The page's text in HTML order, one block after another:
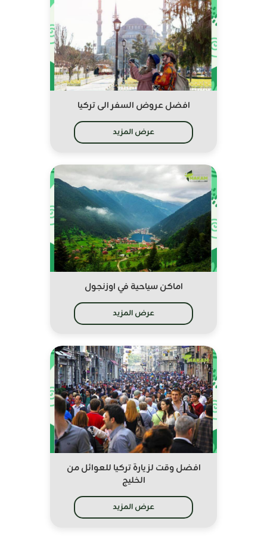
افضل عروض السفر الى تركيا
عرض المزيد
اماكن سياحية في اوزنجول
عرض المزيد
افضل وقت لزيارة تركيا للعوائل من
الخليج
عرض المزيد